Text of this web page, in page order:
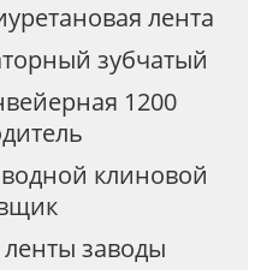
лента
зубчатый
1200
клиновой
заводы